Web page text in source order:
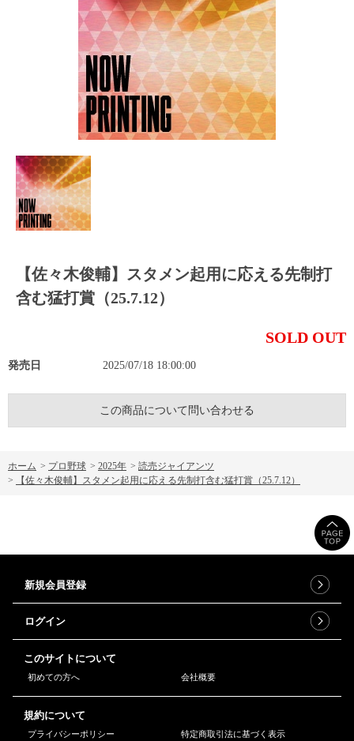
【佐々木俊輔】スタメン起用に応える先制打
含む猛打賞（25.7.12）
SOLD OUT
発売日 2025/07/18 18:00:00
この商品について問い合わせる
ホーム > プロ野球 > 2025年 > 読売ジャイアンツ
>
【佐々木俊輔】スタメン起用に応える先制打含む猛打賞（25.7.12）
新規会員登録
ログイン
このサイトについて
初めての方へ 会社概要
規約について
プライバシーポリシー 特定商取引法に基づく表示